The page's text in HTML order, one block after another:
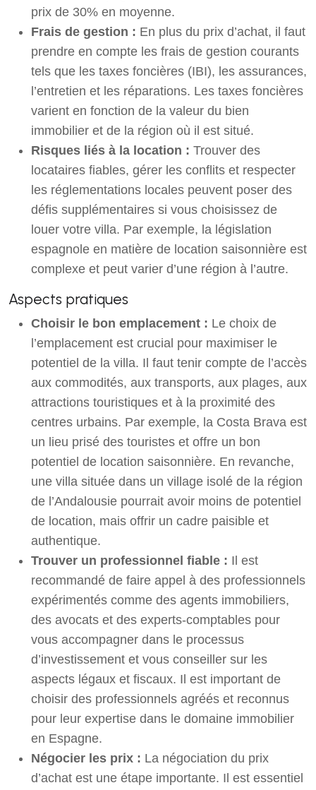
prix de 30% en moyenne.
Frais de gestion : En plus du prix d’achat, il faut
prendre en compte les frais de gestion courants
tels que les taxes foncières (IBI), les assurances,
l’entretien et les réparations. Les taxes foncières
varient en fonction de la valeur du bien
immobilier et de la région où il est situé.
Risques liés à la location : Trouver des
locataires fiables, gérer les conflits et respecter
les réglementations locales peuvent poser des
défis supplémentaires si vous choisissez de
louer votre villa. Par exemple, la législation
espagnole en matière de location saisonnière est
complexe et peut varier d’une région à l’autre.
Aspects pratiques
Choisir le bon emplacement : Le choix de
l’emplacement est crucial pour maximiser le
potentiel de la villa. Il faut tenir compte de l’accès
aux commodités, aux transports, aux plages, aux
attractions touristiques et à la proximité des
centres urbains. Par exemple, la Costa Brava est
un lieu prisé des touristes et offre un bon
potentiel de location saisonnière. En revanche,
une villa située dans un village isolé de la région
de l’Andalousie pourrait avoir moins de potentiel
de location, mais offrir un cadre paisible et
authentique.
Trouver un professionnel fiable : Il est
recommandé de faire appel à des professionnels
expérimentés comme des agents immobiliers,
des avocats et des experts-comptables pour
vous accompagner dans le processus
d’investissement et vous conseiller sur les
aspects légaux et fiscaux. Il est important de
choisir des professionnels agréés et reconnus
pour leur expertise dans le domaine immobilier
en Espagne.
Négocier les prix : La négociation du prix
d’achat est une étape importante. Il est essentiel